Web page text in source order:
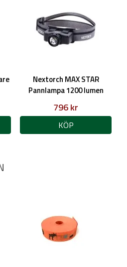
Nextorch MAX STAR
Pannlampa 1200 lumen
796 kr
KÖP